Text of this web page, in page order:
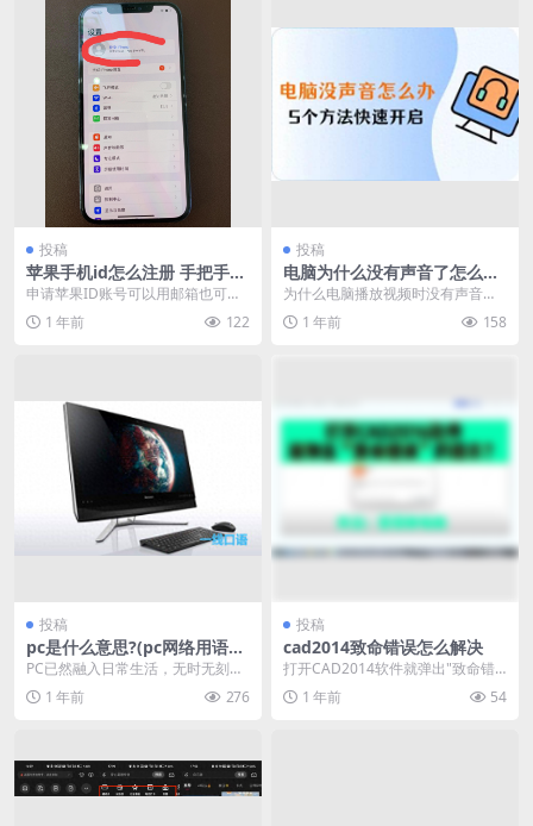
投稿
苹果手机id怎么注册 手把手教
你申请苹果ID账号
申请苹果ID账号可以用邮箱也可以
用手机号码，手机号码更简单便
捷，今天就告诉大家怎...
1 年前 122
投稿
电脑为什么没有声音了怎么恢
复（分享5个方法）
为什么电脑播放视频时没有声音？
电脑没有声音可能是由于音响设备
连接不牢固，也可能是...
1 年前 158
投稿
pc是什么意思?(pc网络用语是
什么意思)
PC已然融入日常生活，无时无刻不
与我们相伴。然而，您是否真正理
解“PC”之意及其...
1 年前 276
投稿
cad2014致命错误怎么解决
打开CAD2014软件就弹出"致命错
误"的提示？ 一打开CAD2014版本
软件就...
1 年前 54